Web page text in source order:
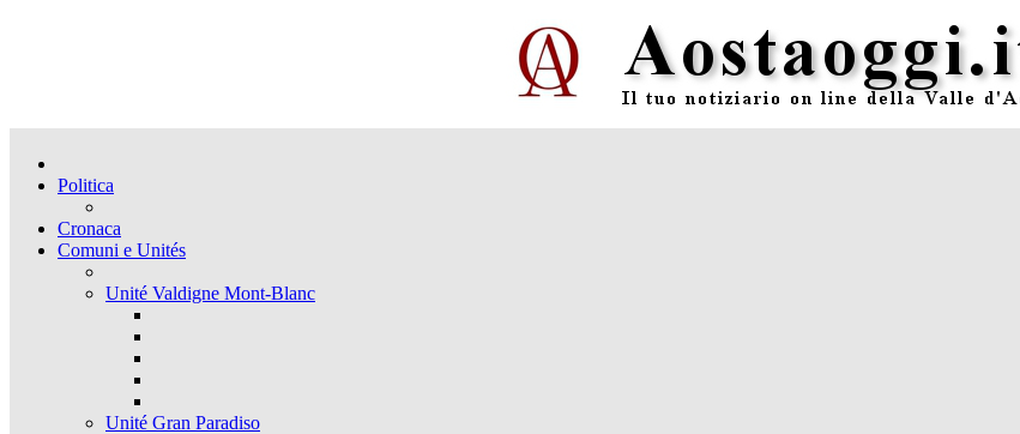
Politica
Cronaca
Comuni e Unités
Unité Valdigne Mont-Blanc
Unité Gran Paradiso